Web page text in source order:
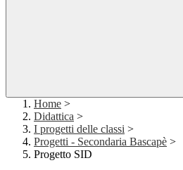
Home >
Didattica >
I progetti delle classi >
Progetti - Secondaria Bascapè >
Progetto SID